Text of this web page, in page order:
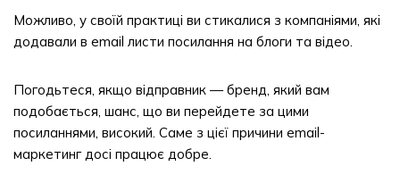
Можливо, у своїй практиці ви стикалися з компаніями, які
додавали в email листи посилання на блоги та відео.
Погодьтеся, якщо відправник — бренд, який вам
подобається, шанс, що ви перейдете за цими
посиланнями, високий. Саме з цієї причини email-
маркетинг досі працює добре.